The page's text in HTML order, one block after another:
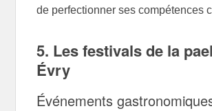
de perfectionner ses compétences
5. Les festivals de la
Évry
Événements